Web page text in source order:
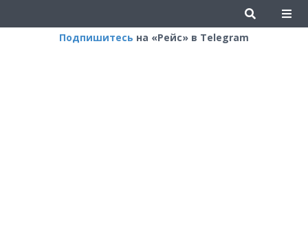
Подпишитесь на «Рейс» в Telegram